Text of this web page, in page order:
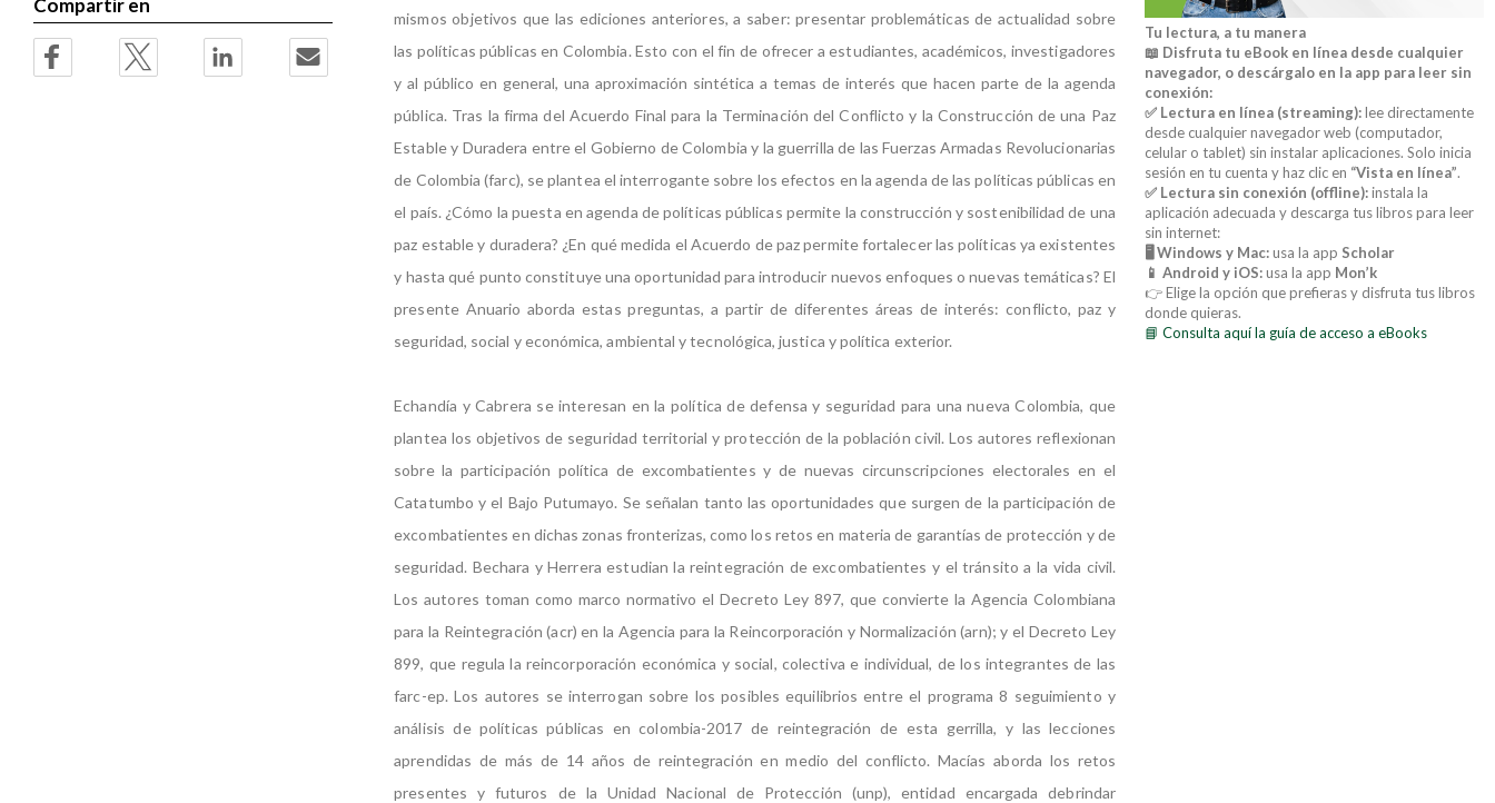
mismos objetivos que las ediciones anteriores, a saber: presentar problemáticas de actualidad sobre
las políticas públicas en Colombia. Esto con el fin de ofrecer a estudiantes, académicos, investigadores
y al público en general, una aproximación sintética a temas de interés que hacen parte de la agenda
pública. Tras la firma del Acuerdo Final para la Terminación del Conflicto y la Construcción de una Paz
Estable y Duradera entre el Gobierno de Colombia y la guerrilla de las Fuerzas Armadas Revolucionarias
de Colombia (farc), se plantea el interrogante sobre los efectos en la agenda de las políticas públicas en
el país. ¿Cómo la puesta en agenda de políticas públicas permite la construcción y sostenibilidad de una
paz estable y duradera? ¿En qué medida el Acuerdo de paz permite fortalecer las políticas ya existentes
y hasta qué punto constituye una oportunidad para introducir nuevos enfoques o nuevas temáticas? El
presente Anuario aborda estas preguntas, a partir de diferentes áreas de interés: conflicto, paz y
seguridad, social y económica, ambiental y tecnológica, justica y política exterior.
Echandía y Cabrera se interesan en la política de defensa y seguridad para una nueva Colombia, que
plantea los objetivos de seguridad territorial y protección de la población civil. Los autores reflexionan
sobre la participación política de excombatientes y de nuevas circunscripciones electorales en el
Catatumbo y el Bajo Putumayo. Se señalan tanto las oportunidades que surgen de la participación de
excombatientes en dichas zonas fronterizas, como los retos en materia de garantías de protección y de
seguridad. Bechara y Herrera estudian la reintegración de excombatientes y el tránsito a la vida civil.
Los autores toman como marco normativo el Decreto Ley 897, que convierte la Agencia Colombiana
para la Reintegración (acr) en la Agencia para la Reincorporación y Normalización (arn); y el Decreto Ley
899, que regula la reincorporación económica y social, colectiva e individual, de los integrantes de las
farc-ep. Los autores se interrogan sobre los posibles equilibrios entre el programa 8 seguimiento y
análisis de políticas públicas en colombia-2017 de reintegración de esta gerrilla, y las lecciones
aprendidas de más de 14 años de reintegración en medio del conflicto. Macías aborda los retos
presentes y futuros de la Unidad Nacional de Protección (unp), entidad encargada debrindar
Compartir en
Tu lectura, a tu manera
📖 Disfruta tu eBook en línea desde cualquier
navegador, o descárgalo en la app para leer sin
conexión:
✅ Lectura en línea (streaming):lee directamente
desde cualquier navegador web (computador,
celular o tablet) sin instalar aplicaciones. Solo inicia
sesión en tu cuenta y haz clic en “Vista en línea”.
✅ Lectura sin conexión (offline):instala la
aplicación adecuada y descarga tus libros para leer
sin internet:
🖥️ Windows y Mac:usa la app Scholar
📱 Android y iOS:usa la app Mon’k
👉 Elige la opción que prefieras y disfruta tus libros
donde quieras.
📘 Consulta aquí la guía de acceso a eBooks